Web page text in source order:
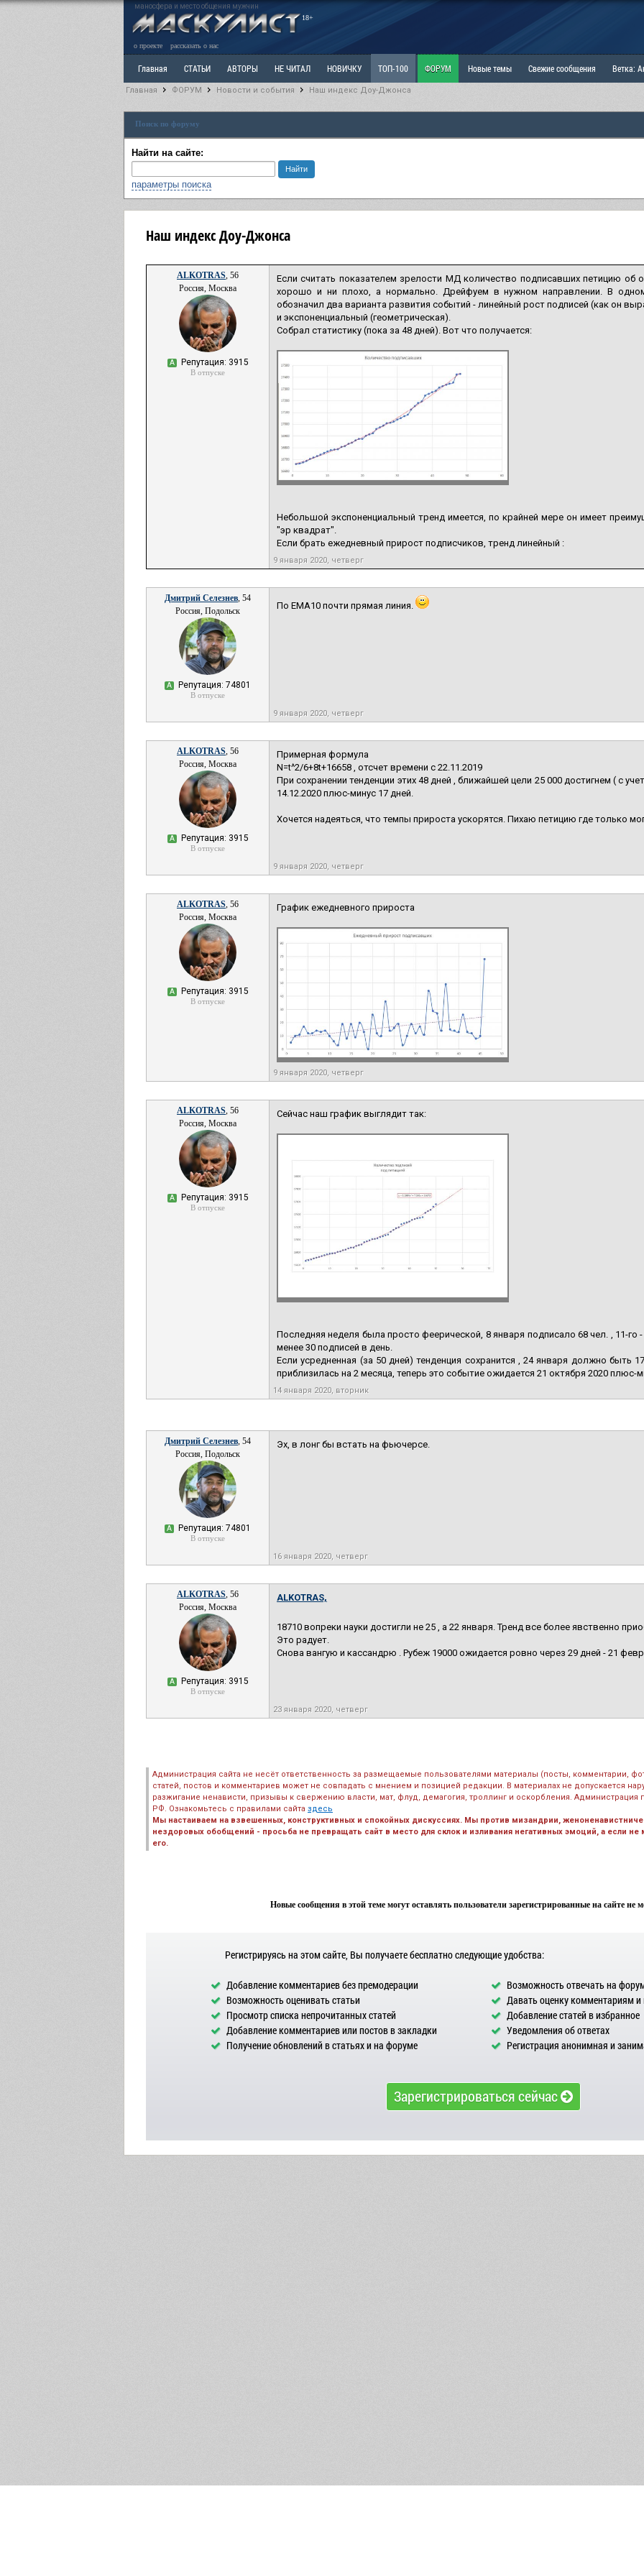
маносфера и место общения мужчин
18+
о проекте рассказать о нас
Главная СТАТЬИ АВТОРЫ НЕ ЧИТАЛ НОВИЧКУ ТОП-100 ФОРУМ Новые темы Свежие сообщения Ветка:
Ветка: Наболевшее. Выскажись!
РАЗДЕЛ: Разное
Главная ФОРУМ Новости и события Наш индекс Доу-Джонса
Поиск по форуму
Найти на сайте:
параметры поиска
Наш индекс Доу-Джонса
ALKOTRAS, 56
Россия, Москва
А Репутация: 3915
В отпуске
Если считать показателем зрелости МД количество подписавших петицию об
хорошо и ни плохо, а нормально. Дрейфуем в нужном направлении. В
обозначил два варианта развития событий - линейный рост подписей (как он
и экспоненциальный (геометрическая).
Собрал статистику (пока за 48 дней). Вот что получается:
Небольшой экспоненциальный тренд имеется, по крайней мере он имеет
"эр квадрат".
Если брать ежедневный прирост подписчиков, тренд линейный :
9 января 2020, четверг
Дмитрий Селезнев, 54
Россия, Подольск
А Репутация: 74801
В отпуске
По EMA10 почти прямая линия.
9 января 2020, четверг
ALKOTRAS, 56
Россия, Москва
А Репутация: 3915
В отпуске
Примерная формула
N=t^2/6+8t+16658 , отсчет времени с 22.11.2019
При сохранении тенденции этих 48 дней , ближайшей цели 25 000 достигнем ( с
14.12.2020 плюс-минус 17 дней.
Хочется надеяться, что темпы прироста ускорятся. Пихаю петицию где только
9 января 2020, четверг
ALKOTRAS, 56
Россия, Москва
А Репутация: 3915
В отпуске
График ежедневного прироста
9 января 2020, четверг
ALKOTRAS, 56
Россия, Москва
А Репутация: 3915
В отпуске
Сейчас наш график выглядит так:
Последняя неделя была просто феерической, 8 января подписало 68 чел. , 11-го
менее 30 подписей в день.
Если усредненная (за 50 дней) тенденция сохранится , 24 января должно быть
приблизилась на 2 месяца, теперь это событие ожидается 21 октября 2020 плюс-
14 января 2020, вторник
Дмитрий Селезнев, 54
Россия, Подольск
А Репутация: 74801
В отпуске
Эх, в лонг бы встать на фьючерсе.
16 января 2020, четверг
ALKOTRAS, 56
Россия, Москва
А Репутация: 3915
В отпуске
ALKOTRAS,
18710 вопреки науки достигли не 25 , а 22 января. Тренд все более явственно
Это радует.
Снова вангую и кассандрю . Рубеж 19000 ожидается ровно через 29 дней - 21
23 января 2020, четверг
Администрация сайта не несёт ответственность за размещаемые пользователями материалы (посты, комментарии,
статей, постов и комментариев может не совпадать с мнением и позицией редакции. В материалах не допускается
разжигание ненависти, призывы к свержению власти, мат, флуд, демагогия, троллинг и оскорбления. Администрация
РФ. Ознакомьтесь с правилами сайта здесь
Мы настаиваем на взвешенных, конструктивных и спокойных дискуссиях. Мы против мизандрии,
нездоровых обобщений - просьба не превращать сайт в место для склок и изливания негативных эмоций, а если
его.
Новые сообщения в этой теме могут оставлять пользователи зарегистрированные на сайте не
Регистрируясь на этом сайте, Вы получаете бесплатно следующие удобства:
Добавление комментариев без премодерации
Возможность отвечать на
Возможность оценивать статьи
Давать оценку комментариям
Просмотр списка непрочитанных статей
Добавление статей в избранное
Добавление комментариев или постов в закладки
Уведомления об ответах
Получение обновлений в статьях и на форуме
Регистрация анонимная и
Зарегистрироваться сейчас